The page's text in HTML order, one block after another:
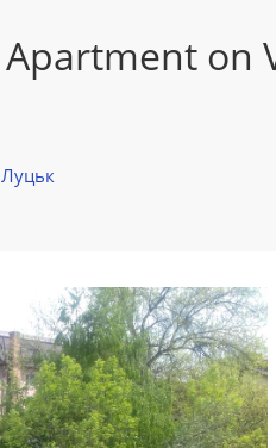
Apartment on
Луцьк